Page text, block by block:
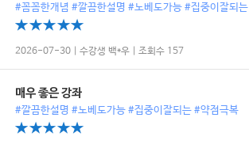
#꼼꼼한개념 #깔끔한설명 #노베도가능 #집중이잘되는
2026-07-30 | 수강생 백*우 | 조회수 157
매우 좋은 강좌
#깔끔한설명 #노베도가능 #집중이잘되는 #약점극복